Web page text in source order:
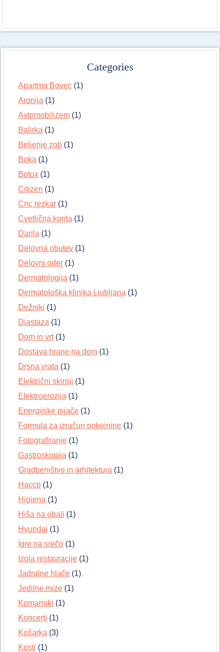
Categories
Apartma Bovec (1)
Aronija (1)
Avtomobilizem (1)
Balirka (1)
Beljenje zob (1)
Boka (1)
Botox (1)
Citizen (1)
Cnc rezkar (1)
Cvetlična korita (1)
Darila (1)
Delovna obutev (1)
Delovni oder (1)
Dermatologija (1)
Dermatološka klinika Ljubljana (1)
Dežniki (1)
Diastaza (1)
Dom in vrt(1)
Dostava hrane na dom (1)
Drsna vrata (1)
Električni skiroji (1)
Elektroerozija (1)
Energijske pijače (1)
Formula za izračun pokojnine (1)
Fotografiranje (1)
Gastroskopija (1)
Gradbeništvo in arhitektura (1)
Haccp (1)
Higiena (1)
Hiša na obali (1)
Hyundai (1)
Igre na srečo (1)
Izola restavracije (1)
Jadralne hlače (1)
Jedilne mize (1)
Komarniki (1)
Koncerti (1)
Košarka (3)
Kosti (1)